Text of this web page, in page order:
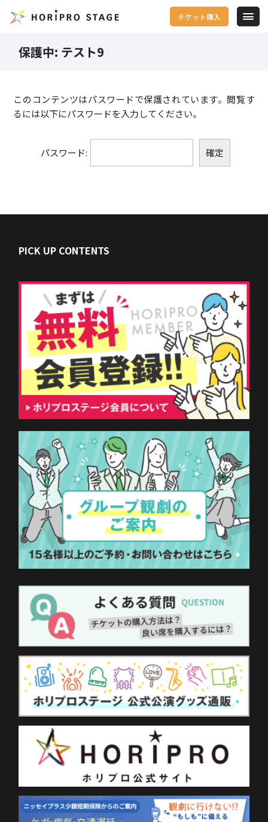
チケット購入
保護中: テスト9
このコンテンツはパスワードで保護されています。閲覧す
るには以下にパスワードを入力してください。
パスワード:
PICK UP CONTENTS